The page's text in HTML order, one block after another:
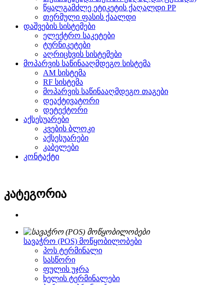
წყალგამძლე ეტიკეტის ქაღალდი PP
თერმული ფასის ქაალდი
დაშვების სისტემები
ელექტრო საკეტები
ტურნიკეტები
აღრიცხვის სისტემები
მოპარვის საწინააღმდეგო სისტემა
AM სისტემა
RF სისტემა
მოპარვის საწინააღმდეგო თაგები
დეაქტივატორი
დეტექტორი
აქსესუარები
კვების ბლოკი
აქსესუარები
კაბელები
კონტაქტი
კატეგორია
სავაჭრო (POS) მოწყობილობები
პოს ტერმინალი
სასწორი
ფულის უჯრა
ხელის ტერმინალები